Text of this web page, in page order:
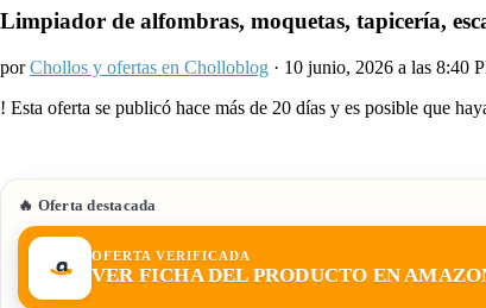
Limpiador de alfombras, moquetas, tapicería,
porChollos y ofertas en Cholloblog · 10 junio, 2026 a las 8:40
! Esta oferta se publicó hace más de 20 días y es posible que
🔥 Oferta destacada
OFERTA VERIFICADA
VER FICHA DEL PRODUCTO EN